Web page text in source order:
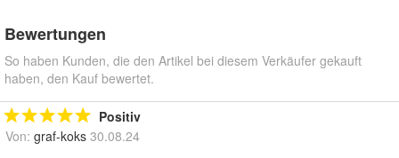
Bewertungen
So haben Kunden, die den Artikel bei diesem Verkäufer gekauft
haben, den Kauf bewertet.
Positiv
Von: graf-koks 30.08.24